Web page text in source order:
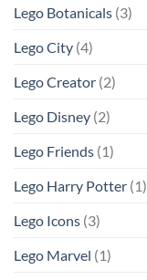
Lego Botanicals (3)
Lego City (4)
Lego Creator (2)
Lego Disney (2)
Lego Friends (1)
Lego Harry Potter (1)
Lego Icons (3)
Lego Marvel (1)